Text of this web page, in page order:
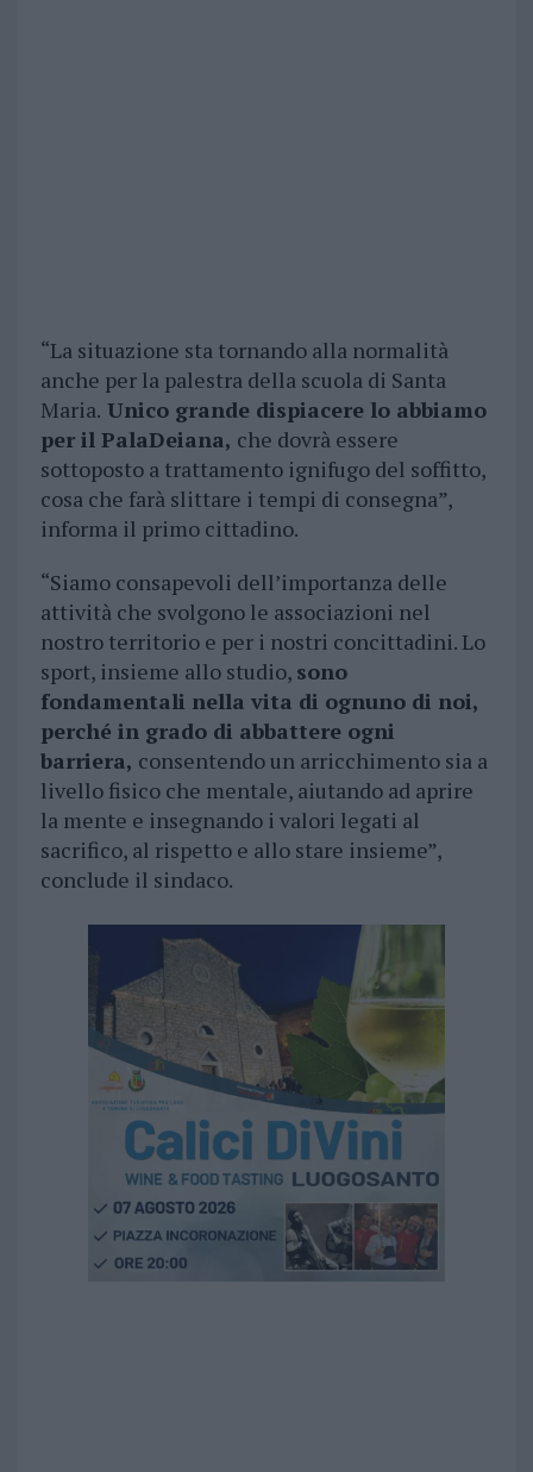
“La situazione sta tornando alla normalità
anche per la palestra della scuola di Santa
Maria. Unico grande dispiacere lo abbiamo
per il PalaDeiana, che dovrà essere
sottoposto a trattamento ignifugo del soffitto,
cosa che farà slittare i tempi di consegna”,
informa il primo cittadino.
“Siamo consapevoli dell’importanza delle
attività che svolgono le associazioni nel
nostro territorio e per i nostri concittadini. Lo
sport, insieme allo studio, sono
fondamentali nella vita di ognuno di noi,
perché in grado di abbattere ogni
barriera, consentendo un arricchimento sia a
livello fisico che mentale, aiutando ad aprire
la mente e insegnando i valori legati al
sacrifico, al rispetto e allo stare insieme”,
conclude il sindaco.